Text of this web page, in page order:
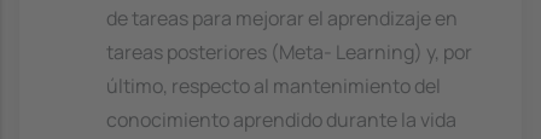
de tareas para mejorar el aprendizaje en
tareas posteriores (Meta- Learning) y, por
último, respecto al mantenimiento del
conocimiento aprendido durante la vida